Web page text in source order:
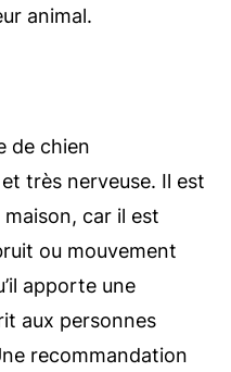
animal.
de chien
très nerveuse. Il est
car il est
ou mouvement
apporte une
aux personnes
recommandation